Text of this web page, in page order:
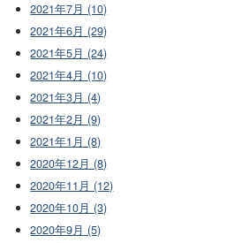
2021年7月 (10)
2021年6月 (29)
2021年5月 (24)
2021年4月 (10)
2021年3月 (4)
2021年2月 (9)
2021年1月 (8)
2020年12月 (8)
2020年11月 (12)
2020年10月 (3)
2020年9月 (5)